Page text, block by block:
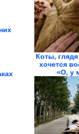
Коты,
хочется
«О, у